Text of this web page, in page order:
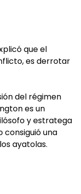
que el
es derrotar
del régimen
es un
y estratega
consiguió una
ayatolas.